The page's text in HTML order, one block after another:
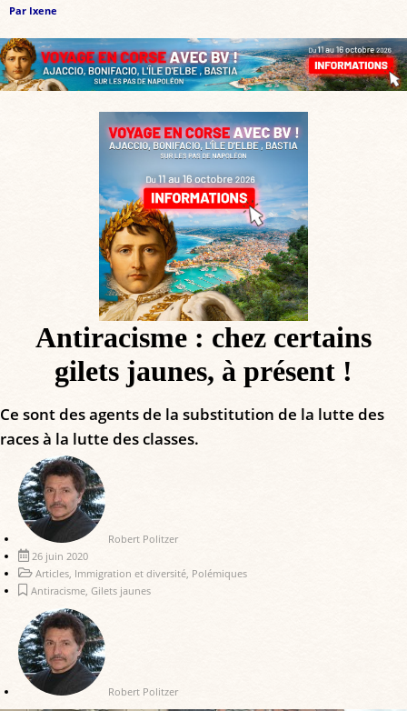
Par Ixene
Antiracisme : chez certains
gilets jaunes, à présent !
Ce sont des agents de la substitution de la lutte des
races à la lutte des classes.
Robert Politzer
26 juin 2020
Articles, Immigration et diversité, Polémiques
Antiracisme, Gilets jaunes
Robert Politzer